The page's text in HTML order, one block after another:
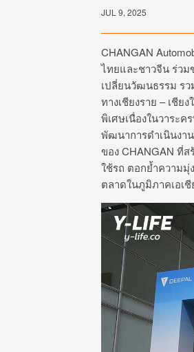
JUL 9, 2025
CHANGAN
ไทยและชาวจีน ร่ว
เปลี่ยนวัฒนธรรม ร
ทางเชียงราย – เชีย
พิเศษเนื่องในวาระค
พัฒนาการดำเนินงา
ของCHANGAN ที่ส
ใช้รถ ตอกย้ำความมุ่
ตลาดในภูมิภาคเอเ